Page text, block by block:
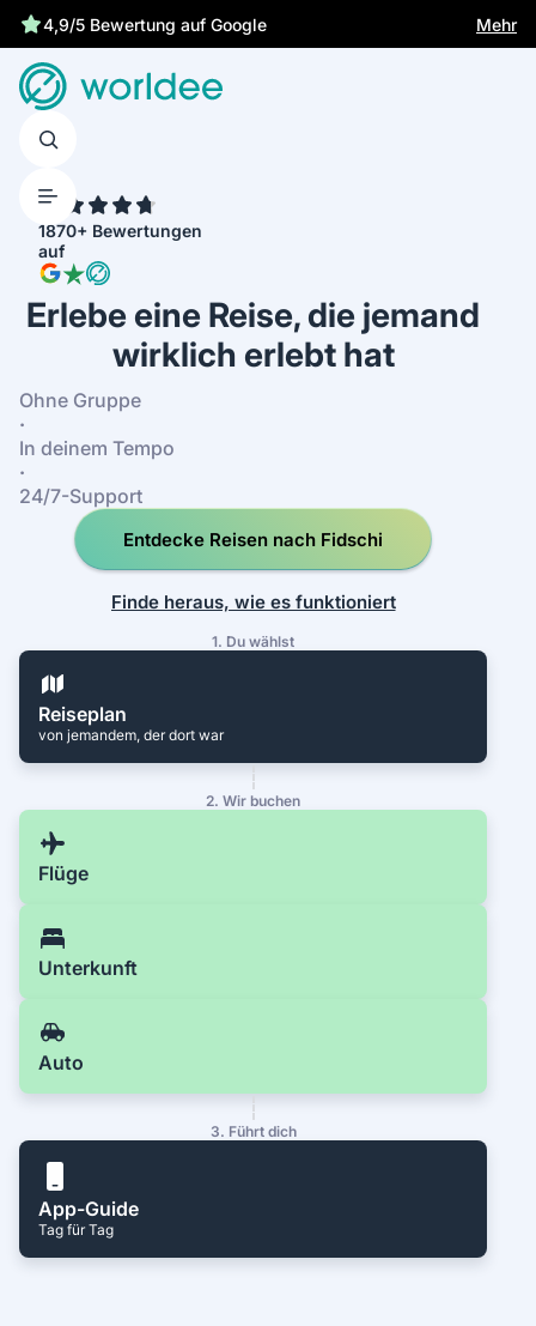
4,9/5 Bewertung auf Google
Mehr
1870+ Bewertungen
auf
Erlebe eine Reise, die jemand
wirklich erlebt hat
Ohne Gruppe
·
In deinem Tempo
·
24/7-Support
Entdecke Reisen nach Fidschi
Finde heraus, wie es funktioniert
1. Du wählst
Reiseplan
von jemandem, der dort war
2. Wir buchen
Flüge
Unterkunft
Auto
3. Führt dich
App-Guide
Tag für Tag